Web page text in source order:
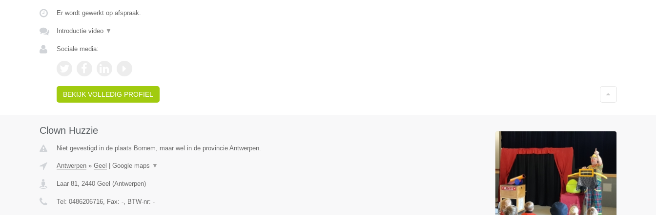
Er wordt gewerkt op afspraak.
Introductie video ▼
Sociale media:
BEKIJK VOLLEDIG PROFIEL
Clown Huzzie
Niet gevestigd in de plaats Bornem, maar wel in de provincie Antwerpen.
Antwerpen» Geel Google maps ▼
Laar 81, 2440 Geel (Antwerpen)
Tel: 0486206716, Fax: -, BTW-nr: -